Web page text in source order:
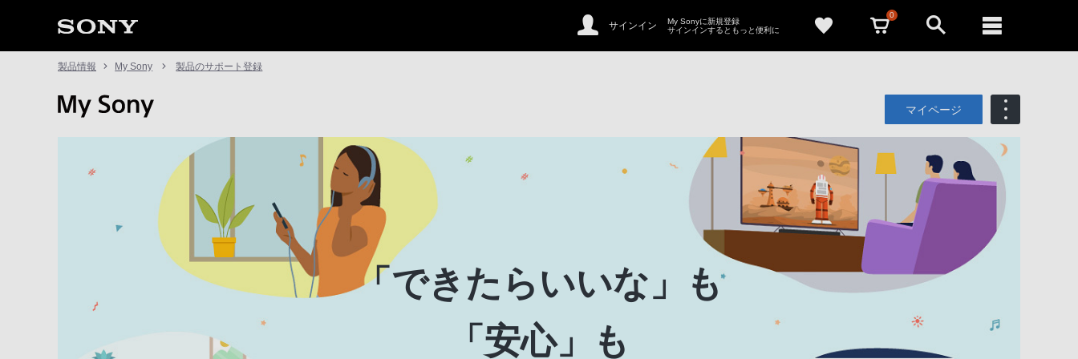
サインイン
My Sonyに新規登録
サインインするともっと便利に
0
製品情報 My Sony 製品のサポート登録
マイページ
「できたらいいな」も
「安心」も